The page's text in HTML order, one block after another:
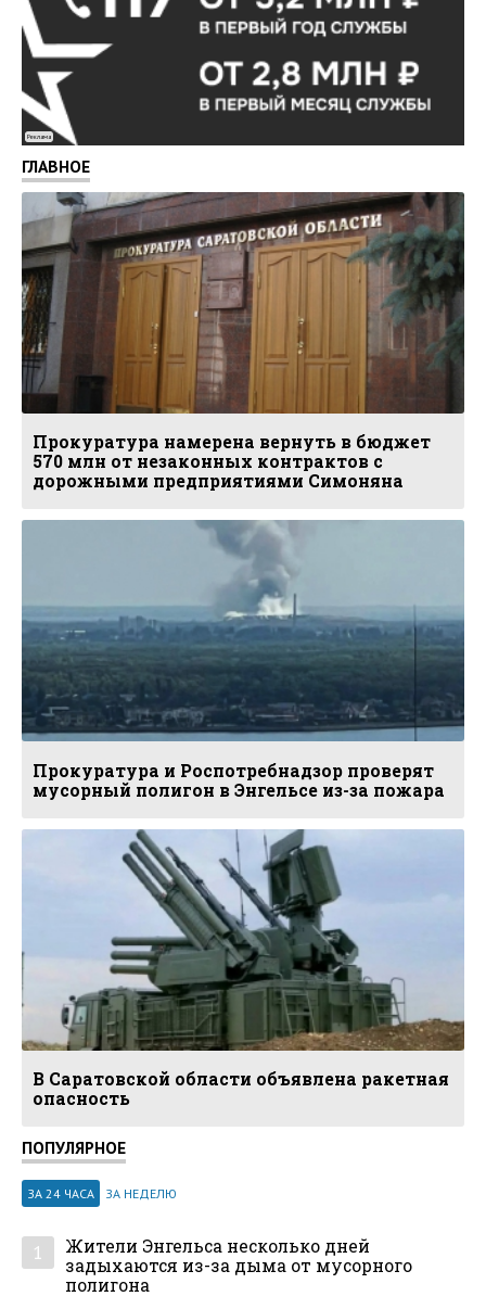
Реклама
ГЛАВНОЕ
Прокуратура намерена вернуть в бюджет
570 млн от незаконных контрактов с
дорожными предприятиями Симоняна
Прокуратура и Роспотребнадзор проверят
мусорный полигон в Энгельсе из-за пожара
В Саратовской области объявлена ракетная
опасность
ПОПУЛЯРНОЕ
ЗА 24 ЧАСА ЗА НЕДЕЛЮ
1
Жители Энгельса несколько дней
задыхаются из-за дыма от мусорного
полигона